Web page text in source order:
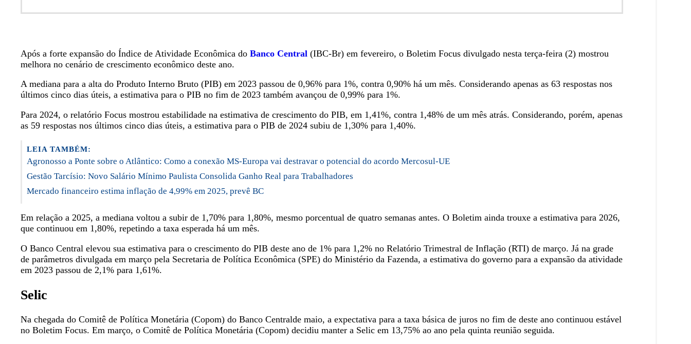
Após a forte expansão do Índice de Atividade Econômica doBanco Central (IBC-Br) em fevereiro, o Boletim Focus divulgado nesta terça-feira (2) mostrou
melhora no cenário de crescimento econômico deste ano.
A mediana para a alta do Produto Interno Bruto (PIB) em 2023 passou de 0,96% para 1%, contra 0,90% há um mês. Considerando apenas as 63 respostas nos
últimos cinco dias úteis, a estimativa para o PIB no fim de 2023 também avançou de 0,99% para 1%.
Para 2024, o relatório Focus mostrou estabilidade na estimativa de crescimento do PIB, em 1,41%, contra 1,48% de um mês atrás. Considerando, porém, apenas
as 59 respostas nos últimos cinco dias úteis, a estimativa para o PIB de 2024 subiu de 1,30% para 1,40%.
LEIA TAMBÉM:
Agronosso a Ponte sobre o Atlântico: Como a conexão MS-Europa vai destravar o potencial do acordo Mercosul-UE
Gestão Tarcísio: Novo Salário Mínimo Paulista Consolida Ganho Real para Trabalhadores
Mercado financeiro estima inflação de 4,99% em 2025, prevê BC
Em relação a 2025, a mediana voltou a subir de 1,70% para 1,80%, mesmo porcentual de quatro semanas antes. O Boletim ainda trouxe a estimativa para 2026,
que continuou em 1,80%, repetindo a taxa esperada há um mês.
O Banco Central elevou sua estimativa para o crescimento do PIB deste ano de 1% para 1,2% no Relatório Trimestral de Inflação (RTI) de março. Já na grade
de parâmetros divulgada em março pela Secretaria de Política Econômica (SPE) do Ministério da Fazenda, a estimativa do governo para a expansão da atividade
em 2023 passou de 2,1% para 1,61%.
Selic
Na chegada do Comitê de Política Monetária (Copom) do Banco Centralde maio, a expectativa para a taxa básica de juros no fim de deste ano continuou estável
no Boletim Focus. Em março, o Comitê de Política Monetária (Copom) decidiu manter a Selic em 13,75% ao ano pela quinta reunião seguida.